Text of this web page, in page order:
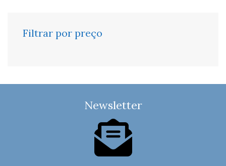
Filtrar por preço
Newsletter